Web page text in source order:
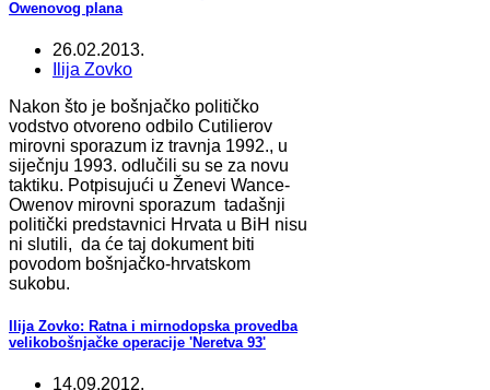
Owenovog plana
26.02.2013.
Ilija Zovko
Nakon što je bošnjačko političko
vodstvo otvoreno odbilo Cutilierov
mirovni sporazum iz travnja 1992., u
siječnju 1993. odlučili su se za novu
taktiku. Potpisujući u Ženevi Wance-
Owenov mirovni sporazum tadašnji
politički predstavnici Hrvata u BiH nisu
ni slutili, da će taj dokument biti
povodom bošnjačko-hrvatskom
sukobu.
Ilija Zovko: Ratna i mirnodopska provedba
velikobošnjačke operacije 'Neretva 93'
14.09.2012.